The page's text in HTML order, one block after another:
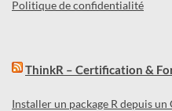
Politique de confidentialité
ThinkR – Certification &
Installer un package R depuis